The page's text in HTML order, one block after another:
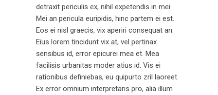
detraxit periculis ex, nihil expetendis in mei.
Mei an pericula euripidis, hinc partem ei est.
Eos ei nisl graecis, vix aperiri consequat an.
Eius lorem tincidunt vix at, vel pertinax
sensibus id, error epicurei mea et. Mea
facilisis urbanitas moder atius id. Vis ei
rationibus definiebas, eu quipurto zril laoreet.
Ex error omnium interpretaris pro, alia illum